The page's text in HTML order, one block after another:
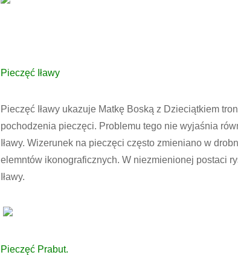
Pieczęć Iławy
Pieczęć Iławy ukazuje Matkę Boską z Dzieciątkiem
pochodzenia pieczęci. Problemu tego nie wyjaśnia
Iławy. Wizerunek na pieczęci często zmieniano w
elemntów ikonograficznych. W niezmienionej postaci
Iławy.
Pieczęć Prabut.